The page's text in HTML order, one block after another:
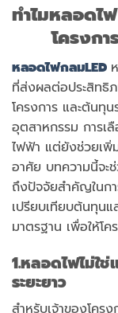
ทำไมหลอดไฟ
โครงกา
หลอดไฟกลมLED
ที่ส่งผลต่อประสิทธิ
โครงการ และต้นทุ
อุตสาหกรรม การเ
ไฟฟ้า แต่ยังช่วยเพิ่
อาศัย บทความนี้จะช่
ถึงปัจจัยสำคัญในก
เปรียบเทียบต้นทุน
มาตรฐาน เพื่อให้โ
1.หลอดไฟไม่ใ
ระยะยาว
สำหรับเจ้าของโคร